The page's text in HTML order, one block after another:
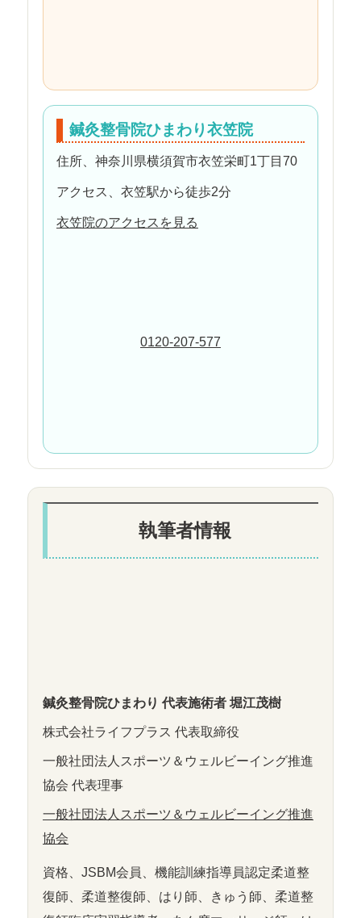
鍼灸整骨院ひまわり衣笠院
住所、神奈川県横須賀市衣笠栄町1丁目70
アクセス、衣笠駅から徒歩2分
衣笠院のアクセスを見る
0120-207-577
執筆者情報
鍼灸整骨院ひまわり 代表施術者 堀江茂樹
株式会社ライフプラス 代表取締役
一般社団法人スポーツ＆ウェルビーイング推進
協会 代表理事
一般社団法人スポーツ＆ウェルビーイング推進
協会
資格、JSBM会員、機能訓練指導員認定柔道整
復師、柔道整復師、はり師、きゅう師、柔道整